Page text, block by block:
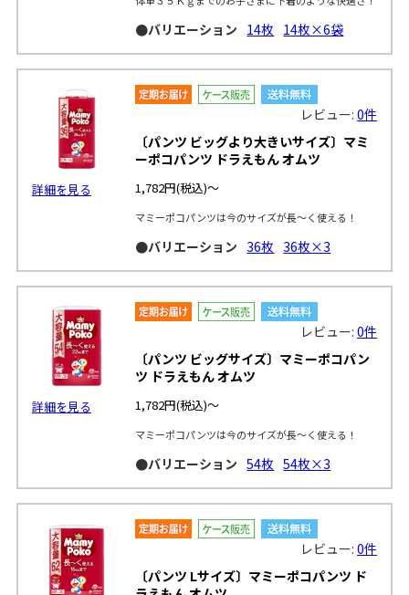
●バリエーション 14枚 14枚×6袋
詳細を見る
レビュー:0件
〔パンツ ビッグより大きいサイズ〕マミ
ーポコパンツ ドラえもん オムツ
1,782円(税込)～
マミーポコパンツは今のサイズが長～く使える！
●バリエーション 36枚 36枚×3
詳細を見る
レビュー:0件
〔パンツ ビッグサイズ〕マミーポコパン
ツ ドラえもん オムツ
1,782円(税込)～
マミーポコパンツは今のサイズが長～く使える！
●バリエーション 54枚 54枚×3
レビュー:0件
〔パンツ Lサイズ〕マミーポコパンツ ド